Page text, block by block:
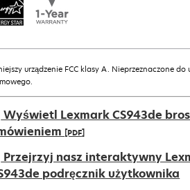
urządzenie FCC klasy A. Nieprzeznaczone do
Wyświetl Lexmark CS943de
[PDF]
Przejrzyj nasz interaktywny
podręcznik użytkownika